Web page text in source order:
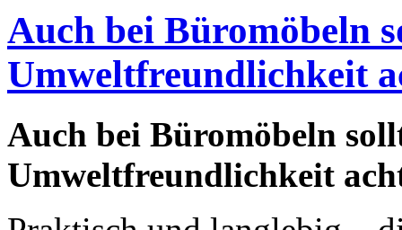
Auch bei Büromöbeln
Umweltfreundlichkeit
Auch bei Büromöbeln
Umweltfreundlichkeit